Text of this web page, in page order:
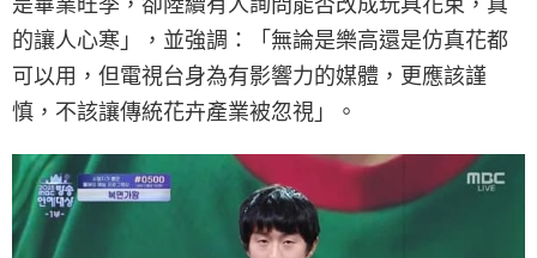
的讓人心寒」，並強調：「無論是樂高還是仿真花都
可以用，但電視台身為有影響力的媒體，更應該謹
慎，不該讓傳統花卉產業被忽視」。